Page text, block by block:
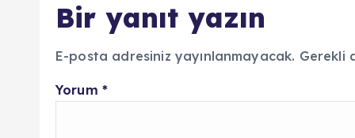
Bir yanıt yazın
E-posta adresiniz yayınlanmayacak. Gerekli
Yorum *